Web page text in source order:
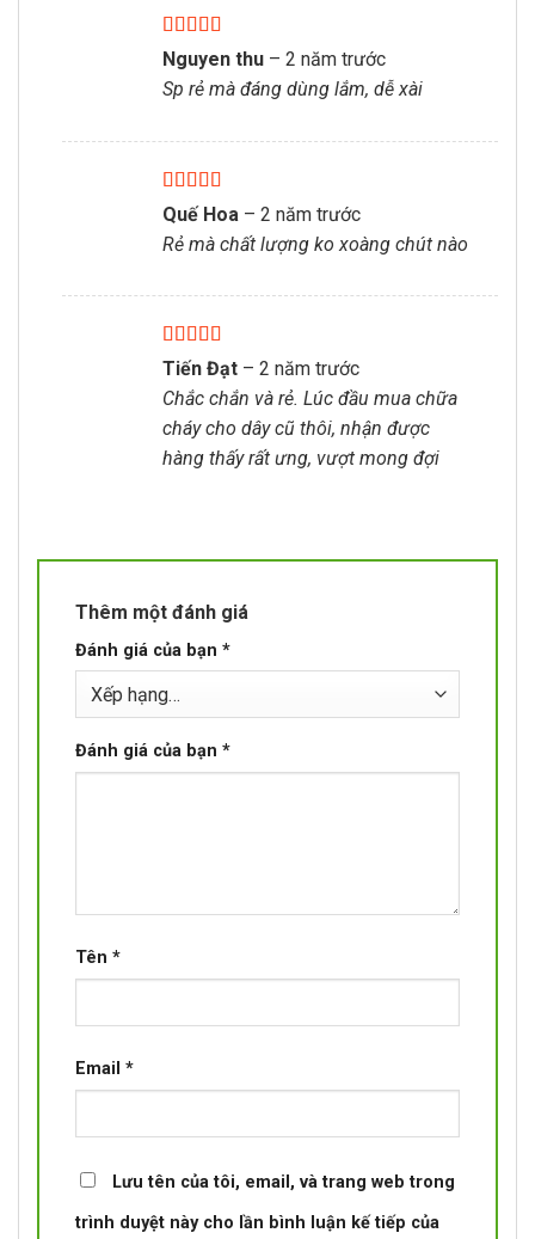
Được xếp
hạng55 sao
Nguyen thu – 2 năm trước
Sp rẻ mà đáng dùng lắm, dễ xài
Được xếp
hạng 55 sao
Quế Hoa – 2 năm trước
Rẻ mà chất lượng ko xoàng chút nào
Được xếp
hạng 55 sao
Tiến Đạt – 2 năm trước
Chắc chắn và rẻ. Lúc đầu mua chữa
cháy cho dây cũ thôi, nhận được
hàng thấy rất ưng, vượt mong đợi
Thêm một đánh giá
Đánh giá của bạn *
Đánh giá của bạn *
Tên *
Email *
Lưu tên của tôi, email, và trang web trong
trình duyệt này cho lần bình luận kế tiếp của